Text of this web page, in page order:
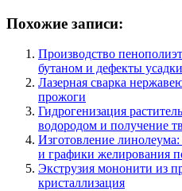
Похожие записи:
Производство
бутаном и дефекты усадки
Лазерная сварка
прожоги
Гидрогенизация
водородом и получение
Изготовление
и графики желирования
Экструзия мононити из
кристаллизация